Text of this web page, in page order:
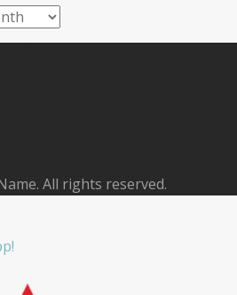
All rights reserved.